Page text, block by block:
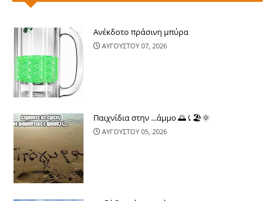
Ανέκδοτο πράσινη μπύρα
ΑΥΓΟΥΣΤΟΥ 07, 2026
Παιχνίδια στην ...άμμο 🌅⤹🏖🌞
ΑΥΓΟΥΣΤΟΥ 05, 2026